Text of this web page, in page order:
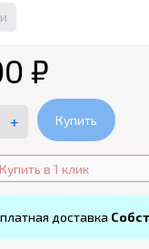
₽
+ Купить
Купить в 1 клик
доставка